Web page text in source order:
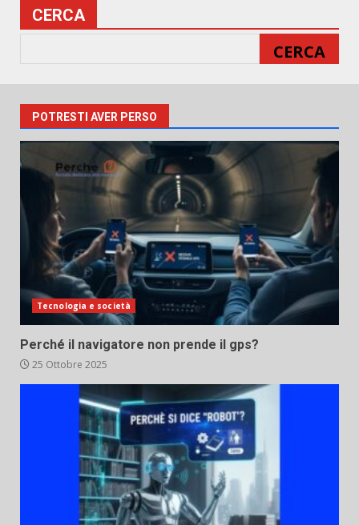
CERCA
CERCA
POTRESTI AVER PERSO
Tecnologia e società
Perché il navigatore non prende il gps?
25 Ottobre 2025